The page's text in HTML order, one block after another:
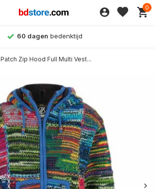
0
60 dagen bedenktijd
Patch Zip Hood Full Multi Vest...